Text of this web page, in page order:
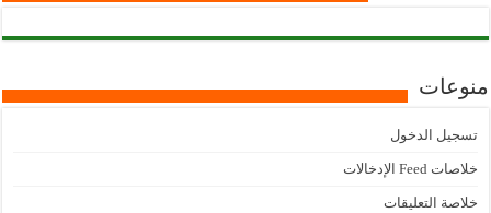
منوعات
تسجيل الدخول
خلاصات Feed الإدخالات
خلاصة التعليقات